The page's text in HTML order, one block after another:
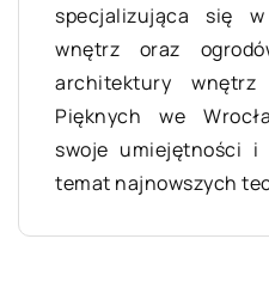
specjalizująca się
wnętrz oraz
architektury
Pięknych we
swoje umiejętności i
temat najnowszych